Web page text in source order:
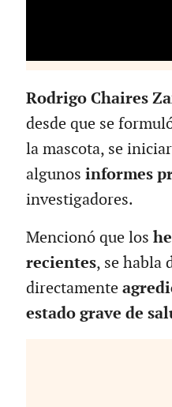
Rodrigo Chaires
desde que se
la mascota, se
algunos informes
investigadores.
Mencionó que los
recientes, se habla
directamente
estado grave de